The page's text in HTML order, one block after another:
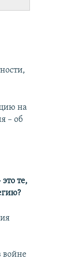
на
– об
те,
войне